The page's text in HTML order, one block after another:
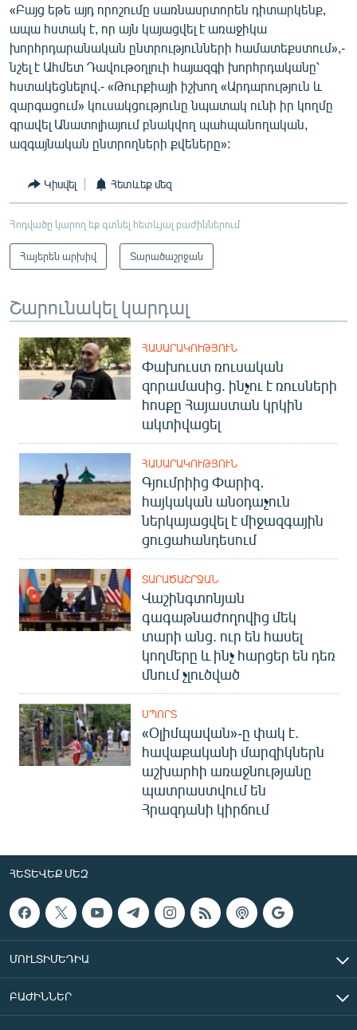
«Բայց եթե այդ որոշումը սառնասրտորեն դիտարկենք,
ապա հստակ է, որ այն կայացվել է առաջիկա
խորհրդարանական ընտրությունների համատեքստում»,-
նշել է Ահմետ Դավութօղլուի հայազգի խորհրդականը՝
հստակեցնելով.- «Թուրքիայի իշխող «Արդարություն և
զարգացում» կուսակցությունը նպատակ ունի իր կողմը
գրավել Անատոլիայում բնակվող պահպանողական,
ազգայնական ընտրողների քվեները»:
Կիսվել Հետևեք մեզ
Հոդվածը կարող եք գտնել հետևյալ բաժիններում
Հայերեն արխիվ Տարածաշրջան
Շարունակել կարդալ
ՀԱՍԱՐԱԿՈՒԹՅՈՒՆ
Փախուստ ռուսական
զորամասից. ինչու է ռուսների
հոսքը Հայաստան կրկին
ակտիվացել
ՀԱՍԱՐԱԿՈՒԹՅՈՒՆ
Գյումրիից Փարիզ․
հայկական անօդաչուն
ներկայացվել է միջազգային
ցուցահանդեսում
ՏԱՐԱԾԱՇՐՋԱՆ
Վաշինգտոնյան
գագաթնաժողովից մեկ
տարի անց. ուր են հասել
կողմերը և ինչ հարցեր են դեռ
մնում չլուծված
ՍՊՈՐՏ
«Օլիմպավան»-ը փակ է.
հավաքականի մարզիկներն
աշխարհի առաջնությանը
պատրաստվում են
Հրազդանի կիրճում
ՀԵՏԵՎԵՔ ՄԵԶ
ՄՈՒԼՏԻՄԵԴԻԱ
ԲԱԺԻՆՆԵՐ